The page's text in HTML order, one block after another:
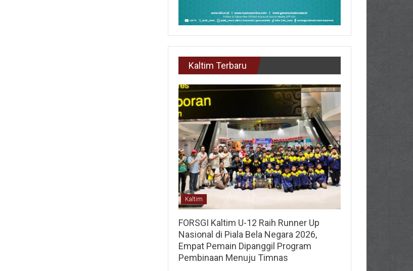
Kaltim Terbaru
Kaltim
FORSGI Kaltim U-12 Raih Runner Up
Nasional di Piala Bela Negara 2026,
Empat Pemain Dipanggil Program
Pembinaan Menuju Timnas